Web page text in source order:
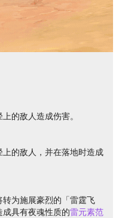
的敌人造成伤害。
的敌人，并在落地时造成
为施展豪烈的「雷霆飞
具有夜魂性质的雷元素范